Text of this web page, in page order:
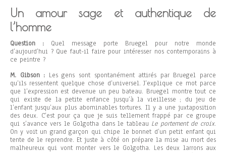
Un amour sage et authentique de
l’homme
Question : Quel message porte Bruegel pour notre monde
d’aujourd’hui ? Que faut-il faire pour intéresser nos contemporains à
ce peintre ?
M. Gibson : Les gens sont spontanément attirés par Bruegel parce
qu’ils ressentent quelque chose d’universel. J’explique ce mot parce
que l’expression est devenue un peu bateau. Bruegel montre tout ce
qui existe de la petite enfance jusqu’à la vieillesse ; du jeu de
l’enfant jusqu’aux plus abominables tortures. Il y a une juxtaposition
des deux. C’est pour ça que je suis tellement frappé par ce groupe
qui s’avance vers le Golgotha dans le tableau Le portement de croix.
On y voit un grand garçon qui chipe le bonnet d’un petit enfant qui
tente de le reprendre. Et juste à côté on prépare la mise au mort des
malheureux qui vont monter vers le Golgotha. Les deux larrons aux